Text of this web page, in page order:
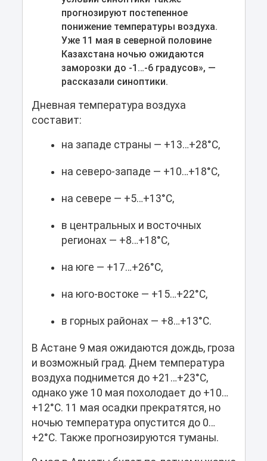
прогнозируют постепенное
понижение температуры воздуха.
Уже 11 мая в северной половине
Казахстана ночью ожидаются
заморозки до -1…-6 градусов», —
рассказали синоптики.
Дневная температура воздуха
составит:
на западе страны — +13…+28°C,
на северо-западе — +10…+18°C,
на севере — +5…+13°C,
в центральных и восточных
регионах — +8…+18°C,
на юге — +17…+26°C,
на юго-востоке — +15…+22°C,
в горных районах — +8…+13°C.
В Астане 9 мая ожидаются дождь, гроза
и возможный град. Днем температура
воздуха поднимется до +21…+23°C,
однако уже 10 мая похолодает до +10…
+12°C. 11 мая осадки прекратятся, но
ночью температура опустится до 0…
+2°C. Также прогнозируются туманы.